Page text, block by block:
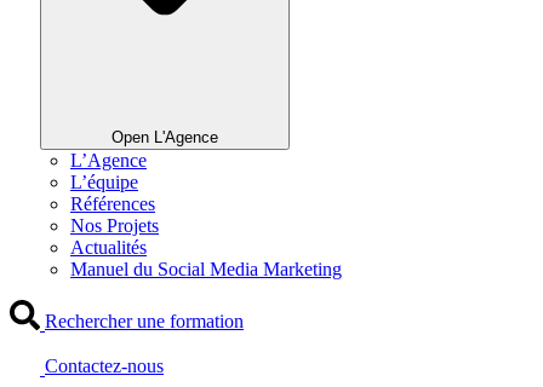
Open L'Agence
L’Agence
L’équipe
Références
Nos Projets
Actualités
Manuel du Social Media Marketing
Rechercher une formation
Contactez-nous